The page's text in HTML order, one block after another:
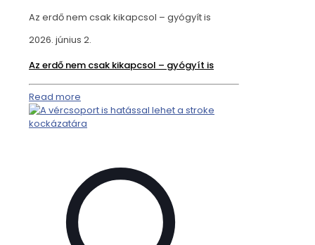
Az erdő nem csak kikapcsol – gyógyít is
2026. június 2.
Az erdő nem csak kikapcsol – gyógyít is
Read more